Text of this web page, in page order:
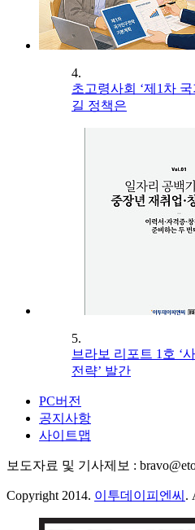
4.
초고령사회 ‘제1차
길 정책은
5.
브라보 리포트 1호 ‘
전략’ 발간
PC버전
공지사항
사이트맵
보도자료 및 기사제보 :
Copyright 2014. 이투데이피엔씨 .